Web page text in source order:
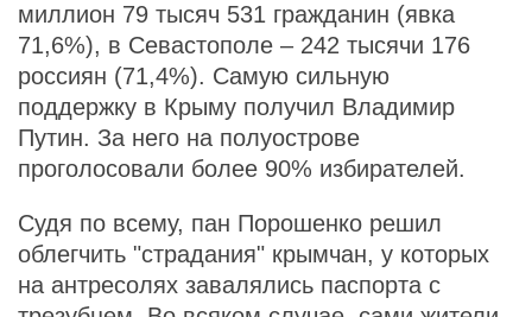
миллион 79 тысяч 531 гражданин (явка
71,6%), в Севастополе – 242 тысячи 176
россиян (71,4%). Самую сильную
поддержку в Крыму получил Владимир
Путин. За него на полуострове
проголосовали более 90% избирателей.
Судя по всему, пан Порошенко решил
облегчить "страдания" крымчан, у которых
на антресолях завалялись паспорта с